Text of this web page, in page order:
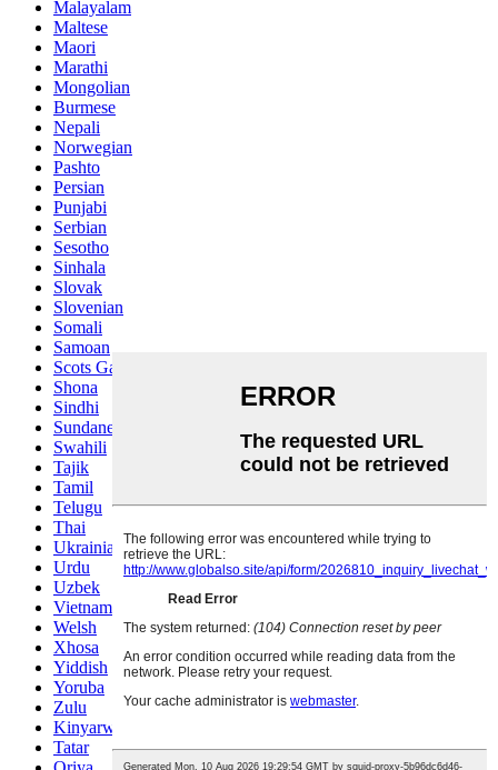
Malayalam
Maltese
Maori
Marathi
Mongolian
Burmese
Nepali
Norwegian
Pashto
Persian
Punjabi
Serbian
Sesotho
Sinhala
Slovak
Slovenian
Somali
Samoan
Scots Gaelic
Shona
Sindhi
Sundanese
Swahili
Tajik
Tamil
Telugu
Thai
Ukrainian
Urdu
Uzbek
Vietnamese
Welsh
Xhosa
Yiddish
Yoruba
Zulu
Kinyarwanda
Tatar